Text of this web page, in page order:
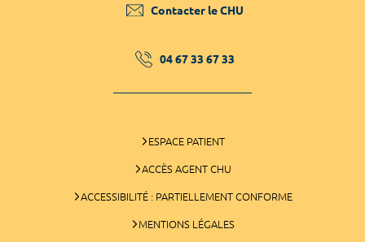
Contacter le CHU
04 67 33 67 33
ESPACE PATIENT
ACCÈS AGENT CHU
ACCESSIBILITÉ : PARTIELLEMENT CONFORME
MENTIONS LÉGALES